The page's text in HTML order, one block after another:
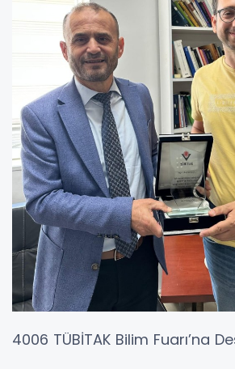
4006 TÜBİTAK Bilim Fuarı’na